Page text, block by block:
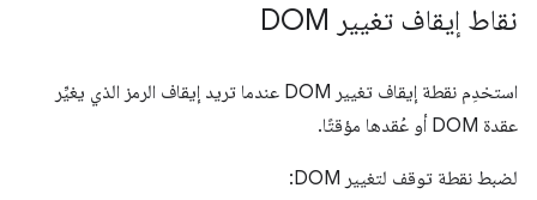
نقاط إيقاف تغيير DOM
استخدِم نقطة إيقاف تغيير DOM عندما تريد إيقاف الرمز الذي يغيِّر
عقدة DOM أو عُقدها مؤقتًا.
لضبط نقطة توقف لتغيير DOM: